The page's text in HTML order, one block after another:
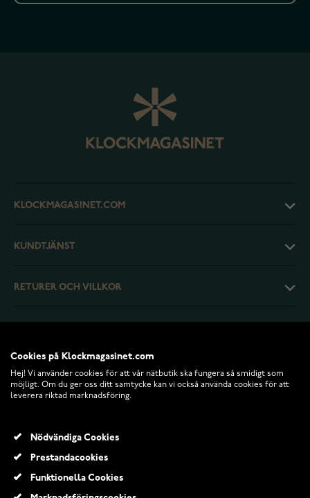
KLOCKMAGASINET.COM
KUNDTJÄNST
RETURER OCH VILLKOR
© 2026 Klockmagasinet.com
Cookies på Klockmagasinet.com
Hej! Vi använder cookies för att vår nätbutik ska fungera så smidigt som
möjligt. Om du ger oss ditt samtycke kan vi också använda cookies för att
leverera riktad marknadsföring.
Nödvändiga Cookies
Prestandacookies
Funktionella Cookies